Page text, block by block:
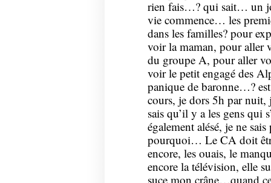
rien fais…? qui sait… un
vie commence… les
dans les familles? pour
voir la maman, pour aller
du groupe A, pour aller
voir le petit engagé des
panique de baronne…?
cours, je dors 5h par nuit,
sais qu’il y a les gens qui
également alésé, je ne
pourquoi… Le CA doit
encore, les ouais, le
encore la télévision, elle
suce mon crâne…quand